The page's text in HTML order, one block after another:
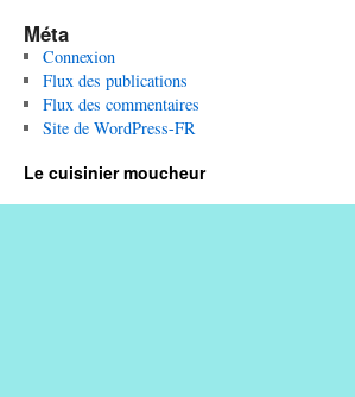
Méta
Connexion
Flux des publications
Flux des commentaires
Site de WordPress-FR
Le cuisinier moucheur